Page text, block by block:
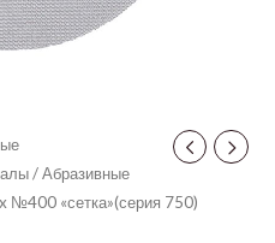
/Абразивные
№400 «сетка»(серия 750)